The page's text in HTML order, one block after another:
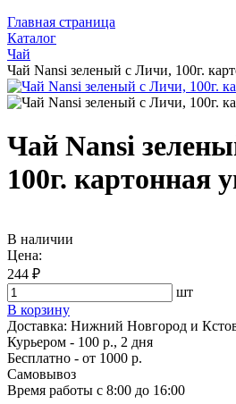
Главная страница
Каталог
Чай
Чай Nansi зеленый с Личи, 100г.
Чай Nansi
100г. картонная
В наличии
Цена:
244 ₽
шт
В корзину
Доставка: Нижний Новгород и
Курьером - 100 р., 2 дня
Бесплатно - от 1000 р.
Самовывоз
Время работы с 8:00 до 16:00